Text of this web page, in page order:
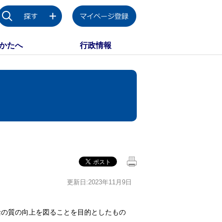
たへ 行政情報
更新日:2023年11月9日
質の向上を図ることを目的としたもの